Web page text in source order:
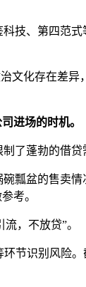
技、第四范
文化存在差异
进场的时机。
了蓬勃的借贷
瓢盆的售卖
考。
，不放贷”。
节识别风险